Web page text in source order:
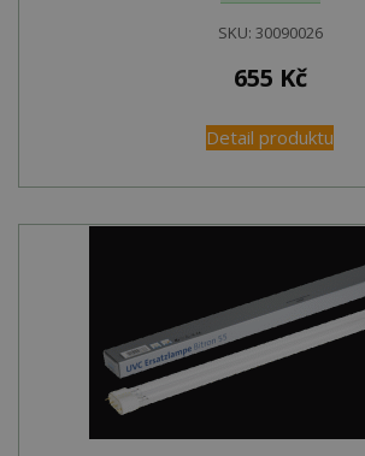
SKU: 30090026
655 Kč
Detail produktu